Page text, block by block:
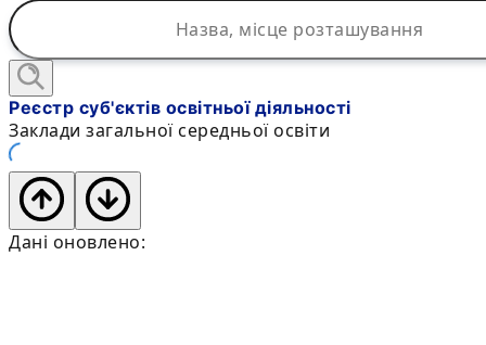
Реєстр суб'єктів освітньої діяльності
Заклади загальної середньої освіти
Дані оновлено: